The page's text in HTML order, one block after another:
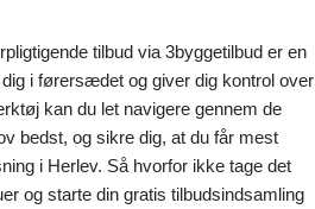
tilbud via 3byggetilbud er en
i førersædet og giver dig kontrol over
kan du let navigere gennem de
bedst, og sikre dig, at du får mest
i Herlev. Så hvorfor ikke tage det
og starte din gratis tilbudsindsamling